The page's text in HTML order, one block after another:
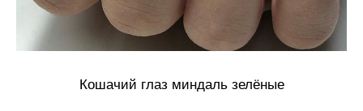
Кошачий глаз миндаль зелёные